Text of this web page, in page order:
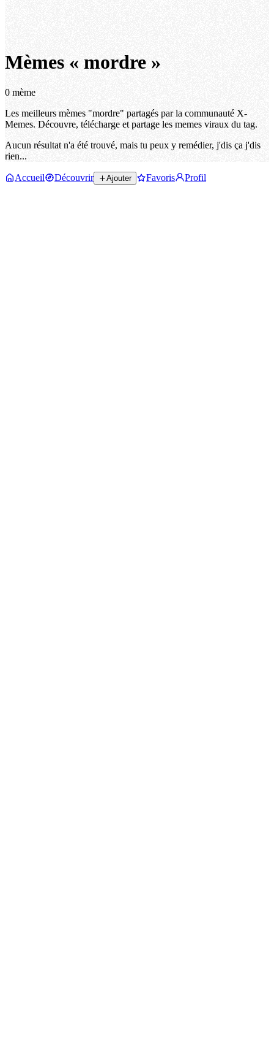
Mèmes « mordre »
0 mème
Les meilleurs mèmes "mordre" partagés par la communauté X-
Memes. Découvre, télécharge et partage les memes viraux du tag.
Aucun résultat n'a été trouvé, mais tu peux y remédier, j'dis ça j'dis
rien...
Accueil Découvrir Ajouter Favoris Profil